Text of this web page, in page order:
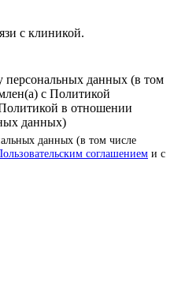
с клиникой.
персональных данных (в том
с Политикой
в отношении
данных)
данных (в том числе
соглашением и с